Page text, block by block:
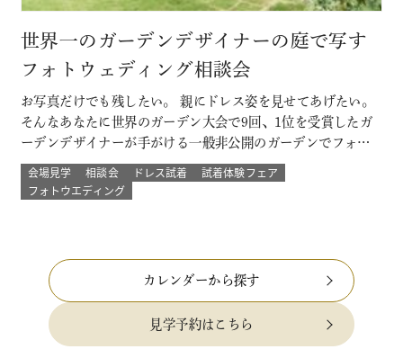
世界一のガーデンデザイナーの庭で写す
フォトウェディング相談会
お写真だけでも残したい。 親にドレス姿を見せてあげたい。
そんなあなたに世界のガーデン大会で9回、1位を受賞したガ
ーデンデザイナーが手がける一般非公開のガーデンでフォト
ウェディング。 プロのカメラマンと一緒に 二人以外は誰もい
ない こだわりのプライベートガーデンでのウェディングフォ
会場見学 相談会 ドレス試着
試着体験フェア
フォトウエディング
カレンダーから探す
見学予約はこちら